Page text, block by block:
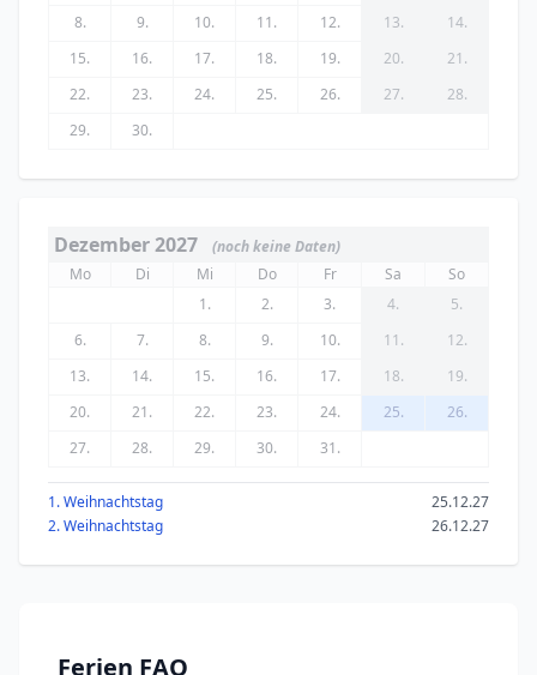
8.
9. 10. 11. 12. 13.
14.
15.
16. 17. 18. 19. 20.
21.
22.
23. 24. 25. 26. 27.
28.
29.
30.
Dezember 2027
(noch keine Daten)
Mo
Di Mi Do Fr Sa
So
1.
2. 3. 4.
5.
6.
7. 8. 9. 10. 11.
12.
13.
14. 15. 16. 17. 18.
19.
20.
21. 22. 23. 24. 25.
26.
27.
28. 29. 30. 31.
1. Weihnachtstag
25.12.27
2. Weihnachtstag
26.12.27
Ferien FAQ